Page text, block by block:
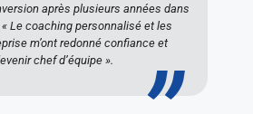
après plusieurs années dans
Le coaching personnalisé et les
m’ont redonné confiance et
chef d’équipe ».